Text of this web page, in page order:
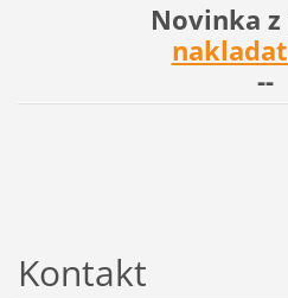
Novinka z
--
Kontakt